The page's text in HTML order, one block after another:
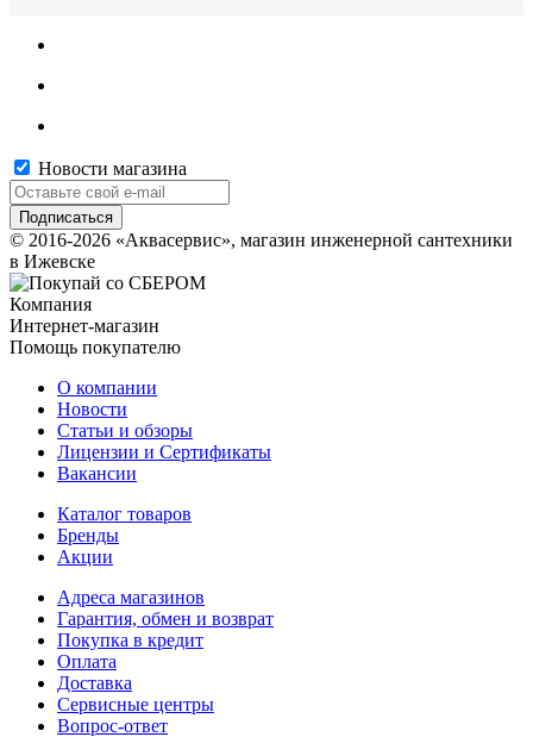
Новости магазина
© 2016-2026 «Аквасервис», магазин инженерной сантехники
в Ижевске
Компания
Интернет-магазин
Помощь покупателю
О компании
Новости
Статьи и обзоры
Лицензии и Сертификаты
Вакансии
Каталог товаров
Бренды
Акции
Адреса магазинов
Гарантия, обмен и возврат
Покупка в кредит
Оплата
Доставка
Сервисные центры
Вопрос-ответ